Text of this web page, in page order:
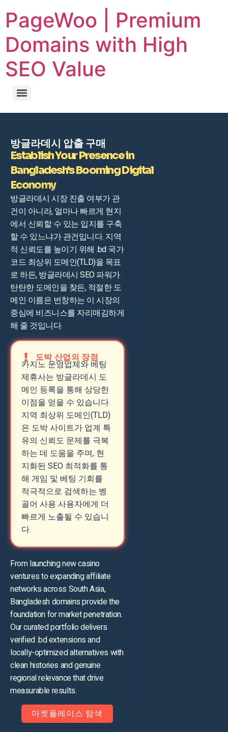
PageWoo | Premium
Domains with High
SEO Value
방글라데시 압출 구매
Establish Your Presence in
Bangladesh's Booming Digital
Economy
방글라데시 시장 진출 여부가 관
건이 아니라, 얼마나 빠르게 현지
에서 신뢰할 수 있는 입지를 구축
할 수 있느냐가 관건입니다. 지역
적 신뢰도를 높이기 위해 .bd 국가
코드 최상위 도메인(TLD)을 목표
로 하든, 방글라데시 SEO 파워가
탄탄한 도메인을 찾든, 적절한 도
메인 이름은 번창하는 이 시장의
중심에 비즈니스를 자리매김하게
해 줄 것입니다.
도박 산업의 장점
카지노 운영업체와 베팅
제휴사는 방글라데시 도
메인 등록을 통해 상당한
이점을 얻을 수 있습니다.
지역 최상위 도메인(TLD)
은 도박 사이트가 업계 특
유의 신뢰도 문제를 극복
하는 데 도움을 주며, 현
지화된 SEO 최적화를 통
해 게임 및 베팅 기회를
적극적으로 검색하는 벵
골어 사용 사용자에게 더
빠르게 노출될 수 있습니
다.
From launching new casino
ventures to expanding affiliate
networks across South Asia,
Bangladesh domains provide the
foundation for market penetration.
Our curated portfolio delivers
verified .bd extensions and
locally-optimized alternatives with
clean histories and genuine
regional relevance that drive
measurable results.
마켓플레이스 탐색